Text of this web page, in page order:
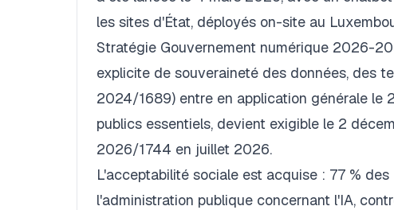
les sites d'État, déployés on-site au
Stratégie Gouvernement numérique 2026-
explicite de souveraineté des données, des
2024/1689) entre en application générale le
publics essentiels, devient exigible le 2
2026/1744 en juillet 2026.
L'acceptabilité sociale est acquise : 77 %
l'administration publique concernant l'IA,